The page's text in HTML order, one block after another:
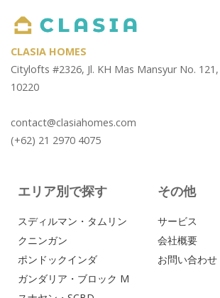
CLASIA HOMES
Citylofts #2326, Jl. KH Mas Mansyur No. 121,
10220
contact@clasiahomes.com
(+62) 21 2970 4075
エリア別で探す
スディルマン・タムリン
クニンガン
ポンドックインダ
ガンダリア・ブロック M
その他
サービス
会社概要
お問い合わせ